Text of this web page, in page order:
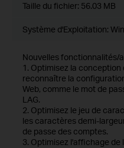
Taille du fichier: 56.03 MB
Système d'Exploitation:
Nouvelles fonctionnalités/
1. Optimisez la
reconnaître la
Web, comme le mot de
LAG.
2. Optimisez le jeu de
les caractères demi-
de passe des comptes.
3. Optimisez l'affichage